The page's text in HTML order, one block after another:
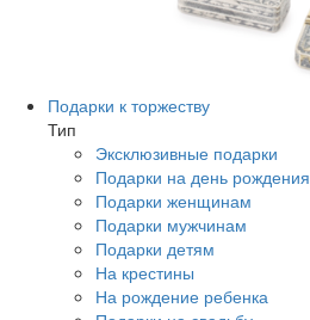
Подарки к торжеству
Тип
Эксклюзивные подарки
Подарки на день рождения
Подарки женщинам
Подарки мужчинам
Подарки детям
На крестины
На рождение ребенка